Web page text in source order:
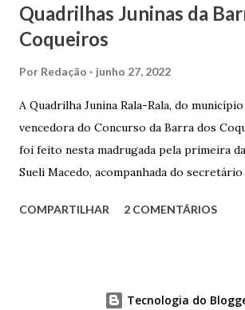
Quadrilhas Juninas da
Coqueiros
Por Redação junho 27, 2022
A Quadrilha Junina Rala-Rala, do
vencedora do Concurso da Barra dos
foi feito nesta madrugada pela primeira
Sueli Macedo, acompanhada do
Roberto Fernandes dos Santos Júnior, e
mil. A ordem e pontuações do Concurso
COMPARTILHAR 2 COMENTÁRIOS
Tecnologia do